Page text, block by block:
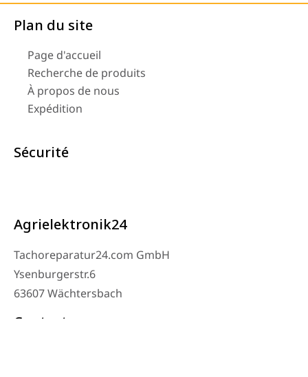
Plan du site
Page d'accueil
Recherche de produits
À propos de nous
Expédition
Sécurité
Agrielektronik24
Tachoreparatur24.com GmbH
Ysenburgerstr.6
63607 Wächtersbach
Contact